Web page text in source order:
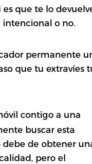
que te lo
intencional o no.
permanente
que tu extravíes
contigo a una
buscar esta
de obtener
pero el